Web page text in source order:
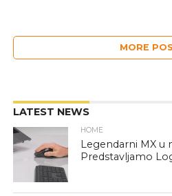
MORE
LATEST NEWS
HOME
Legendarni MX u
Predstavljamo